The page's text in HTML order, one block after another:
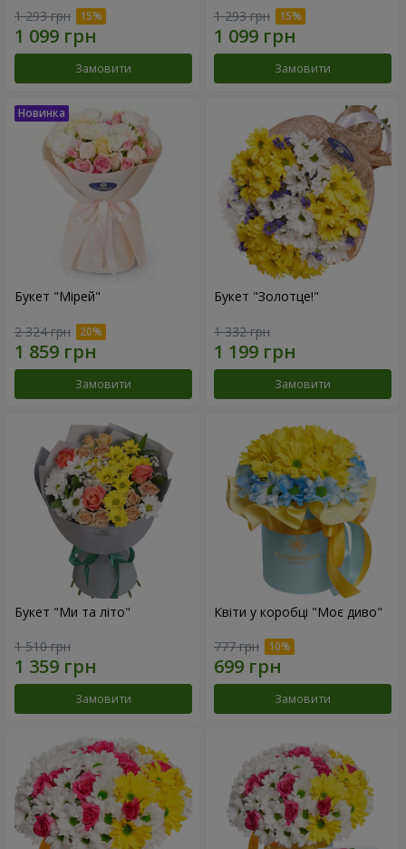
1 293 грн
Замовити
1 293 грн
Замовити
Букет "Мірей"
2 324 грн
Замовити
Букет "Золотце!"
1 332 грн
Замовити
Букет "Ми та літо"
1 510 грн
Замовити
Квіти у коробці "Моє диво"
777 грн
Замовити